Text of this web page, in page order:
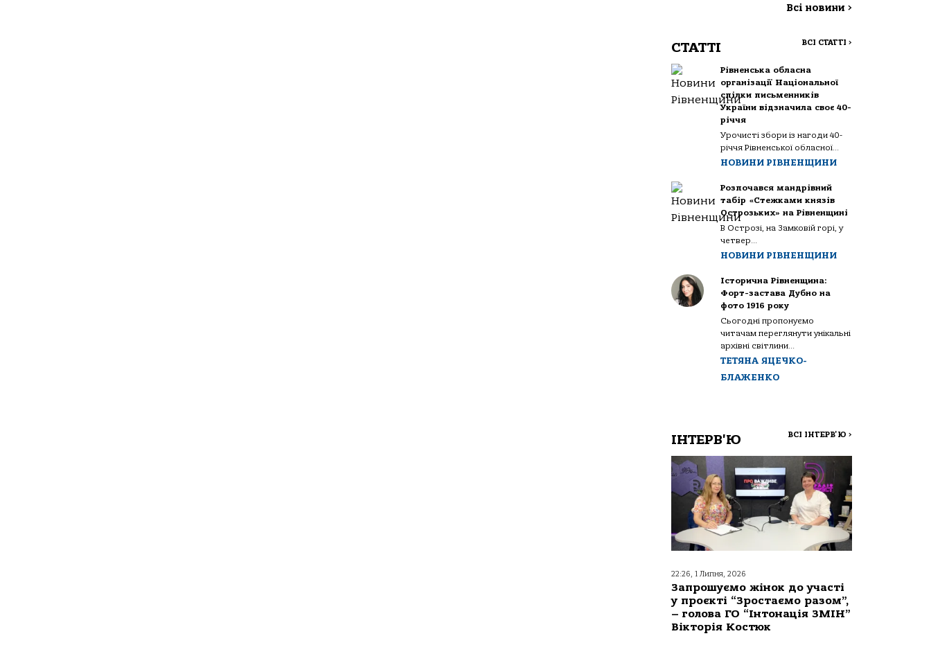
Всі новини >
СТАТТІ ВСІ СТАТТІ >
Рівненська обласна
організації Національної
спілки письменників
України відзначила своє 40-
річчя
Урочисті збори із нагоди 40-
річчя Рівненської обласної...
НОВИНИ РІВНЕНЩИНИ
Розпочався мандрівний
табір «Стежками князів
Острозьких» на Рівненщині
В Острозі, на Замковій горі, у
четвер...
НОВИНИ РІВНЕНЩИНИ
Історична Рівненщина:
Форт-застава Дубно на
фото 1916 року
Сьогодні пропонуємо
читачам переглянути унікальні
архівні світлини...
ТЕТЯНА ЯЦЕЧКО-
БЛАЖЕНКО
ІНТЕРВ'Ю ВСІ ІНТЕРВ'Ю >
22:26, 1 Липня, 2026
Запрошуємо жінок до участі
у проєкті “Зростаємо разом”,
– голова ГО “Інтонація ЗМІН”
Вікторія Костюк